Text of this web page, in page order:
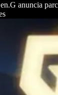
anuncia